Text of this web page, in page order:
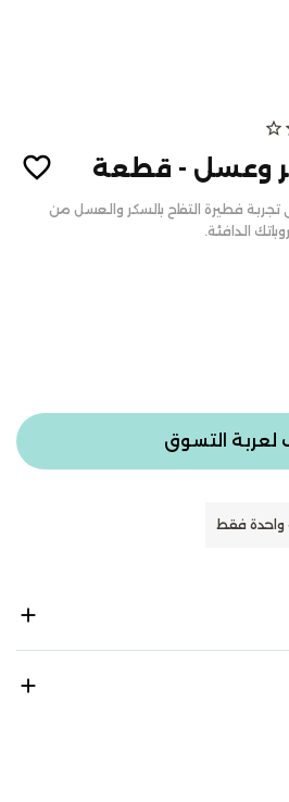
star_outline
وعسل - قطعة
فطيرة التفاح بالسكر والعسل من
الدافئة.
لعربة التسوق
واحدة فقط